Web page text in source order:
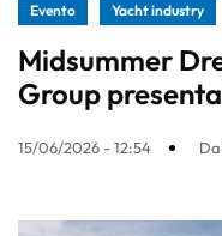
Evento Yacht industry
Midsummer
Group
15/06/2026 - 12:54 Da